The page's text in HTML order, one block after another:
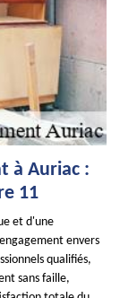
à Auriac :
11
et d'une
envers
qualifiés,
sans faille,